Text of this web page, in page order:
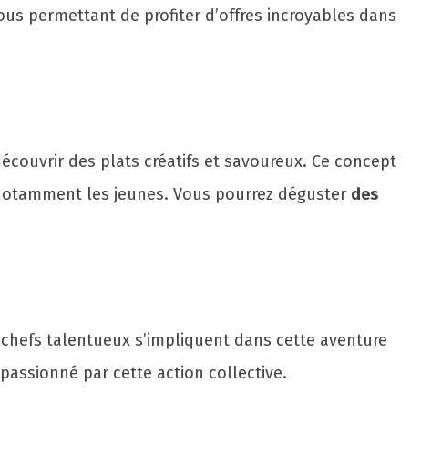
permettant de profiter d’offres incroyables dans
des plats créatifs et savoureux. Ce concept
les jeunes. Vous pourrez déguster des
talentueux s’impliquent dans cette aventure
par cette action collective.